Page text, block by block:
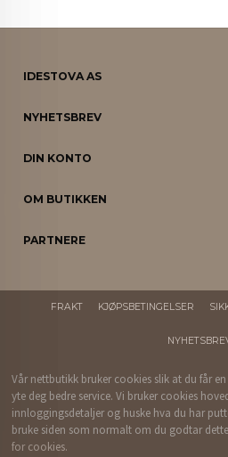
IDESTOVA AS
NYHETSBREV
DIN KONTO
OM BUTIKKEN
PARTNERE
FRAKT KJØPSBETINGELSER
Vår nettbutikk bruker cookies slik at du får
yte deg bedre service. Vi bruker cookies
innloggingsdetaljer og huske hva du har
bruke siden som normalt om du godtar
for cookies.